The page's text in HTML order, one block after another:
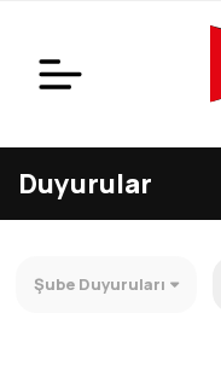
Duyurular
Şube Duyuruları